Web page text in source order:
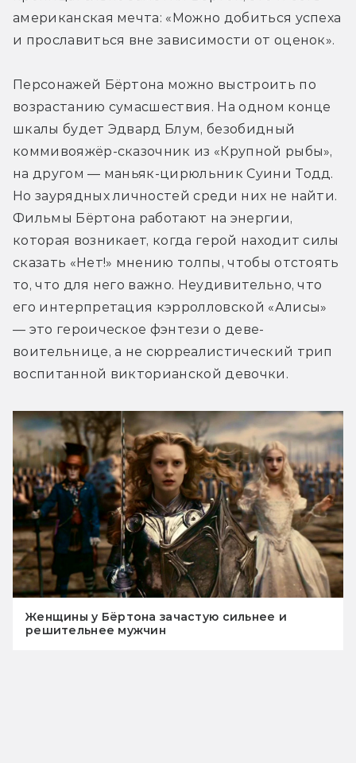
американская мечта: «Можно добиться успеха
и прославиться вне зависимости от оценок».
Персонажей Бёртона можно выстроить по
возрастанию сумасшествия. На одном конце
шкалы будет Эдвард Блум, безобидный
коммивояжёр-сказочник из «Крупной рыбы»,
на другом — маньяк-цирюльник Суини Тодд.
Но заурядных личностей среди них не найти.
Фильмы Бёртона работают на энергии,
которая возникает, когда герой находит силы
сказать «Нет!» мнению толпы, чтобы отстоять
то, что для него важно. Неудивительно, что
его интерпретация кэрролловской «Алисы»
— это героическое фэнтези о деве-
воительнице, а не сюрреалистический трип
воспитанной викторианской девочки.
Женщины у Бёртона зачастую сильнее и
решительнее мужчин